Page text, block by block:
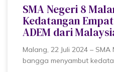
SMA Negeri 8
Kedatangan
ADEM dari
Malang, 22 Juli 2024 –
bangga menyambut